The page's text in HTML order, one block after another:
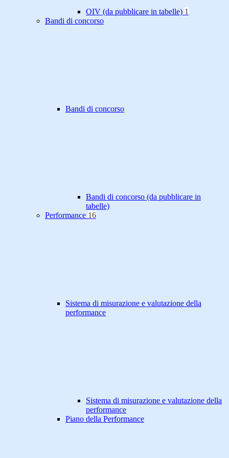
OIV (da pubblicare in tabelle) 1
Bandi di concorso
Bandi di concorso
Bandi di concorso (da pubblicare in
tabelle)
Performance 16
Sistema di misurazione e valutazione della
performance
Sistema di misurazione e valutazione della
performance
Piano della Performance